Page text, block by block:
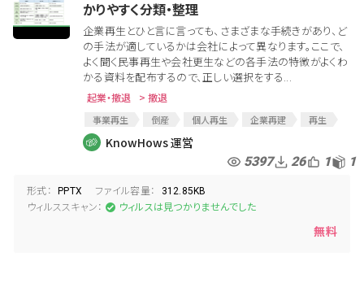
かりやすく分類・整理
企業再生とひと言に言っても、さまざまな手続きがあり、ど
の手法が適しているかは会社によって異なります。ここで、
よく聞く民事再生や会社更生などの各手法の特徴がよくわ
かる資料を配布するので、正しい選択をする...
起業・撤退 > 撤退
事業再生 倒産 個人再生 企業再建
再生
再生手続
再生手続き
倒産手続
KnowHows 運営
5397 26 1 1
形式： PPTX ファイル容量： 312.85KB
ウィルススキャン： ウィルスは見つかりませんでした
無料